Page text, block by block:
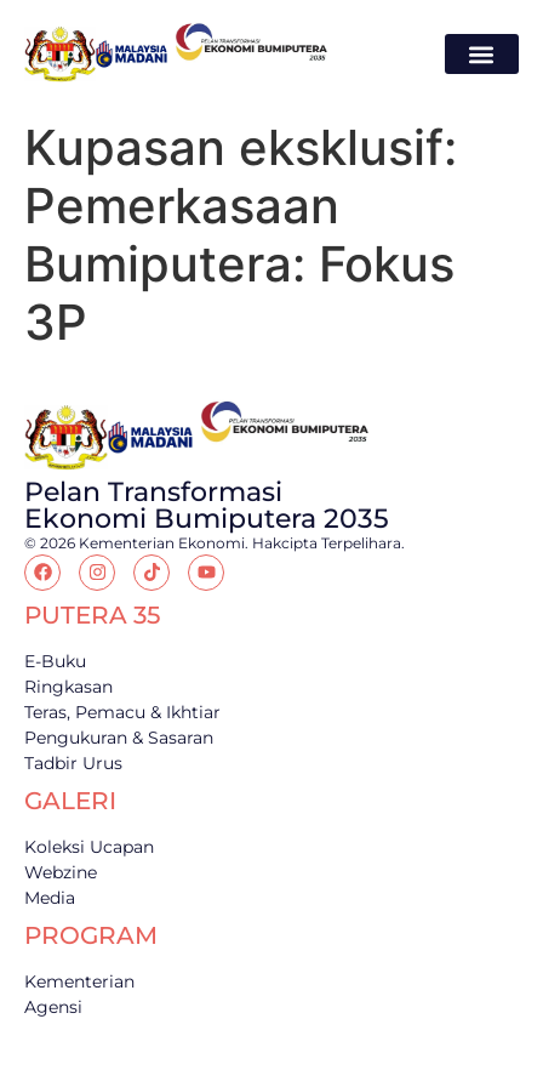
Kupasan eksklusif:
Pemerkasaan
Bumiputera: Fokus
3P
Pelan Transformasi
Ekonomi Bumiputera 2035
© 2026 Kementerian Ekonomi. Hakcipta Terpelihara.
PUTERA 35
E-Buku
Ringkasan
Teras, Pemacu & Ikhtiar
Pengukuran & Sasaran
Tadbir Urus
GALERI
Koleksi Ucapan
Webzine
Media
PROGRAM
Kementerian
Agensi